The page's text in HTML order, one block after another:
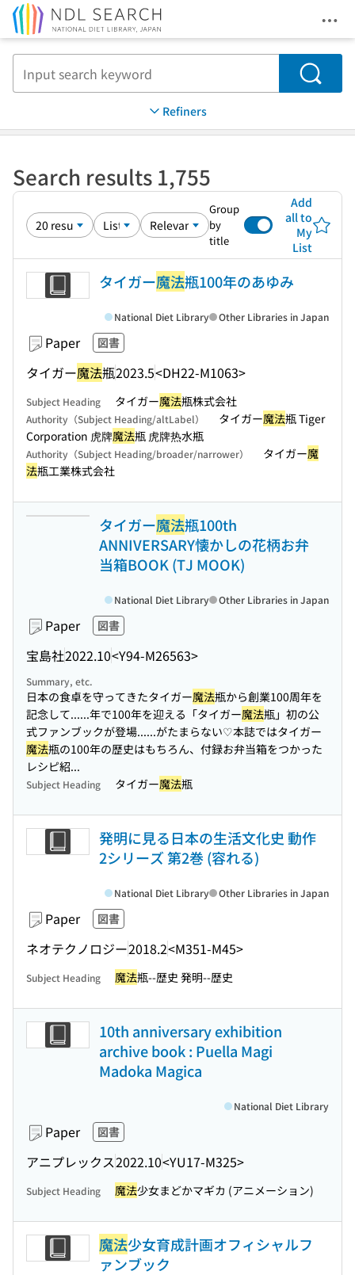
Search
Refiners
Search results 1,755
Group
by
title
Add
all to
My
List
タイガー魔法瓶100年のあゆみ
Paper 図書
タイガー魔法瓶2023.5<DH22-M1063>
National Diet Library Other Libraries in Japan
Subject Heading タイガー魔法瓶株式会社
Authority（Subject Heading/altLabel） タイガー魔法瓶 Tiger
Corporation 虎牌魔法瓶 虎牌热水瓶
Authority（Subject Heading/broader/narrower） タイガー魔
法瓶工業株式会社
タイガー魔法瓶100th
ANNIVERSARY懐かしの花柄お弁
当箱BOOK (TJ MOOK)
Paper 図書
宝島社2022.10<Y94-M26563>
National Diet Library Other Libraries in Japan
Summary, etc.
日本の食卓を守ってきたタイガー魔法瓶から創業100周年を
記念して......年で100年を迎える「タイガー魔法瓶」初の公
式ファンブックが登場......がたまらない♡本誌ではタイガー
魔法瓶の100年の歴史はもちろん、付録お弁当箱をつかった
レシピ紹...
Subject Heading タイガー魔法瓶
発明に見る日本の生活文化史 動作
2シリーズ 第2巻 (容れる)
Paper 図書
ネオテクノロジー2018.2<M351-M45>
National Diet Library Other Libraries in Japan
Subject Heading 魔法瓶--歴史 発明--歴史
10th anniversary exhibition
archive book : Puella Magi
Madoka Magica
Paper 図書
アニプレックス2022.10<YU17-M325>
National Diet Library
Subject Heading 魔法少女まどかマギカ (アニメーション)
魔法少女育成計画オフィシャルフ
ァンブック